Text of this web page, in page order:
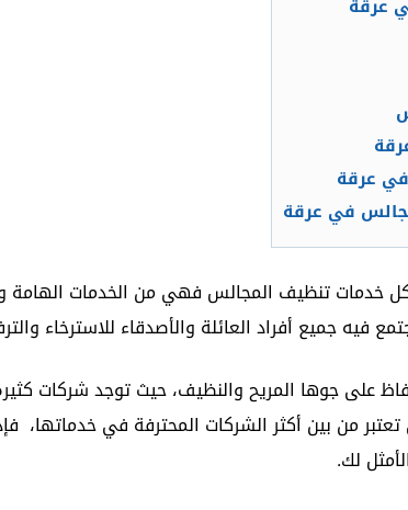
عرقة
عرقة
في عرقة
تنظيف المجالس فهي من الخدمات الهامة
فيه جميع أفراد العائلة والأصدقاء للاسترخاء
على جوها المريح والنظيف، حيث توجد شركات
من بين أكثر الشركات المحترفة في خدماتها،
لك.